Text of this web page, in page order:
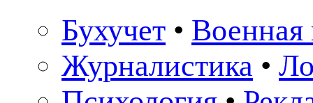
Бухучет • Военная
Журналистика •